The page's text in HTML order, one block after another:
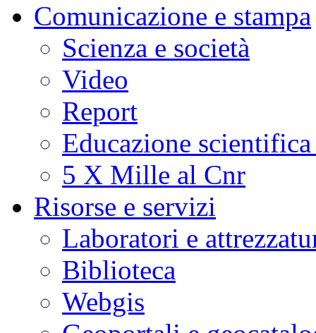
Comunicazione e stampa
Scienza e società
Video
Report
Educazione
5 X Mille al Cnr
Risorse e servizi
Laboratori e
Biblioteca
Webgis